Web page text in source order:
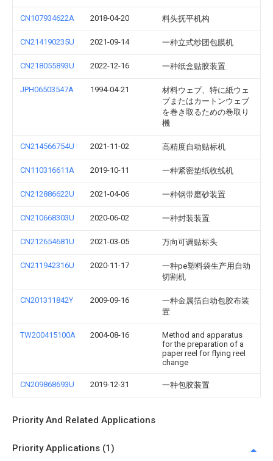
CN107934622A 2018-04-20 料头抚平机构
CN214190235U 2021-09-14 一种立式纱团包膜机
CN218055893U 2022-12-16 一种纸盒贴胶装置
JPH06503547A 1994-04-21
材料ウェブ、特に紙ウェ
ブまたはカートンウェブ
を巻き取るための巻取り
機
CN214566754U 2021-11-02 高精度自动贴标机
CN110316611A 2019-10-11 一种紧密垫纸收线机
CN212886622U 2021-04-06 一种钢带磨砂装置
CN210668303U 2020-06-02 一种封装装置
CN212654681U 2021-03-05 万向可调贴标头
CN211942316U 2020-11-17
一种pe塑料袋生产用自动
切割机
CN201311842Y 2009-09-16
一种金属箔自动包胶布装
置
TW200415100A 2004-08-16
Method and apparatus
for the preparation of a
paper reel for flying reel
change
CN209868693U 2019-12-31 一种包胶装置
Priority And Related Applications
Priority Applications (1)